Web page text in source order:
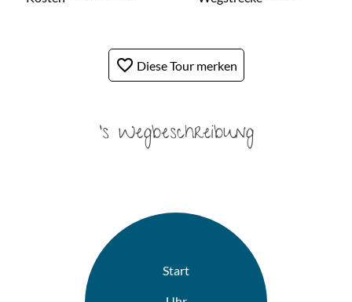
favorite_border Diese Tour merken
's Wegbeschreibung
Start